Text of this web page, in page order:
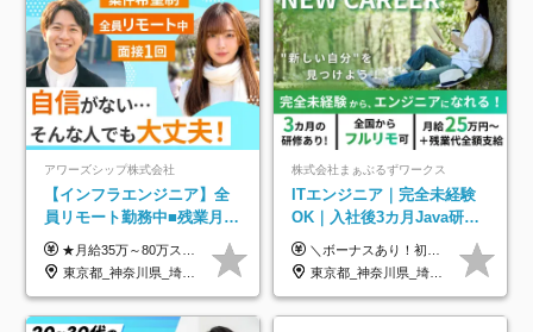
アワーズシップ株式会社
【インフラエンジニア】全
員リモート勤務中■残業月
3h■最大3ヶ月の連休あり■
年休126日■20～30代活躍
中！
★月給35万～80万スタートも可 【未経験の方】 ■月給26万～80万＋賞与年2回（年2ヶ月分） 【何かしらのインフラエンジニア経験をお持ちの方】 ■月給35万～80万＋賞与年2回（年2ヶ月分） ※スキル・経験などを考慮し決定します ※試用期間6ヶ月あり。期間中は契約社員となります。その他の待遇に差異はありません（試用期間終了後、昇給の可能性あり） ※上記金額には固定残業代（月30時間分／4万9600円～15万2600円）を含みます。超過分は別途支給いたします。 ＼頑張りはインセンティブで還元！／ クライアントに貢献度を評価され、当社のエンジニアが追加で案件に参画することになるなど、会社にとって利益になる行動はしっかり評価します。 会社の成長に貢献できていることを実感でき、「もっと頑張ろう」と思える体制づくりを整えています！
東京都_神奈川県_埼玉県_千葉県_大阪府
株式会社まぁぶるずワークス
ITエンジニア｜完全未経験
OK｜入社後3カ月Java研修
｜リモート率8割以上｜充実
のキャリア支援｜残業月10h
＼ボーナスあり！初年度から年収300万円以上／ ■月給25万円～35万円＋残業代全額支給＋各種手当＋賞与年1回 ◎経験・年齢・スキルなどを考慮し、できるだけ優遇します ◎試用期間中(3カ月)は契約社員で、月給21万円＋諸手当になります。 (試用期間中は残業が発生しません。その他の待遇に変更はありません) ----------------- ＼3つの評価軸！実力次第で早期収入アップ！／ 【1】スキル(IT理解、実装力、設計) 【2】実務力(現場評価、コミュ力、品質) 【3】姿勢(自走力、意欲、責任感) この3つの評価軸で、3カ月ごとに評価。社内グレードにより、給与が決まる明確な仕組みです。何ができれば給与が上がるのか分かりやすく、実力や努力次第で早期に収入を増やせます！ 【固定残業代について】 なし（残業代は、実際の労働時間に応じて別途全額支給）
東京都_神奈川県_埼玉県_千葉県_大阪府_愛知県_北海道_青森県_岩手県_宮城県_秋田県_山形県_福島県_茨城県_栃木県_群馬県_新潟県_山梨県_長野県_富山県_石川県_福井県_静岡県_岐阜県_三重県_兵庫県_京都府_滋賀県_奈良県_和歌山県_広島県_岡山県_鳥取県_島根県_山口県_徳島県_香川県_愛媛県_高知県_福岡県_熊本県_佐賀県_長崎県_大分県_宮崎県_鹿児島県_沖縄県